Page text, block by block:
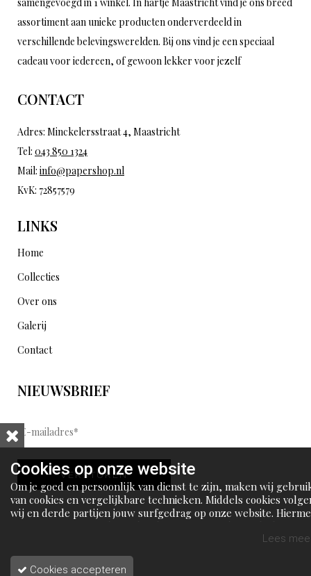
samengevoegd in 1 winkel. In hartje Maastricht vind je ons breed
assortiment aan unieke producten onderverdeeld in
verschillende belevingswerelden. Bij ons vind je een speciaal
cadeau voor iedereen, of gewoon lekker voor jezelf
CONTACT
Adres: Minckelersstraat 4, Maastricht
Tel: 043 850 1324
Mail: info@papershop.nl
KvK: 72857579
LINKS
Home
Collecties
Over ons
Galerij
Contact
NIEUWSBRIEF
E
-
m
a
i
l
d
VERSTUREN
Cookies op onze website
Om je goed en persoonlijk van dienst te zijn, maken wij
van cookies en vergelijkbare technieken. Middels cookies
wij en derde partijen jouw surfgedrag op onze website.
Lees
Cookies accepteren